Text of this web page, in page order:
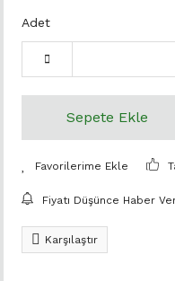
Adet
Sepete Ekle
Fiyatı Düşünce Haber
Karşılaştır